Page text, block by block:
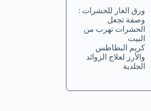
ورق الغار للحشرات :
وصفة تجعل
الحشرات تهرب من
البيت
كريم البطاطس
والأرز لعلاج الزوائد
الجلدية